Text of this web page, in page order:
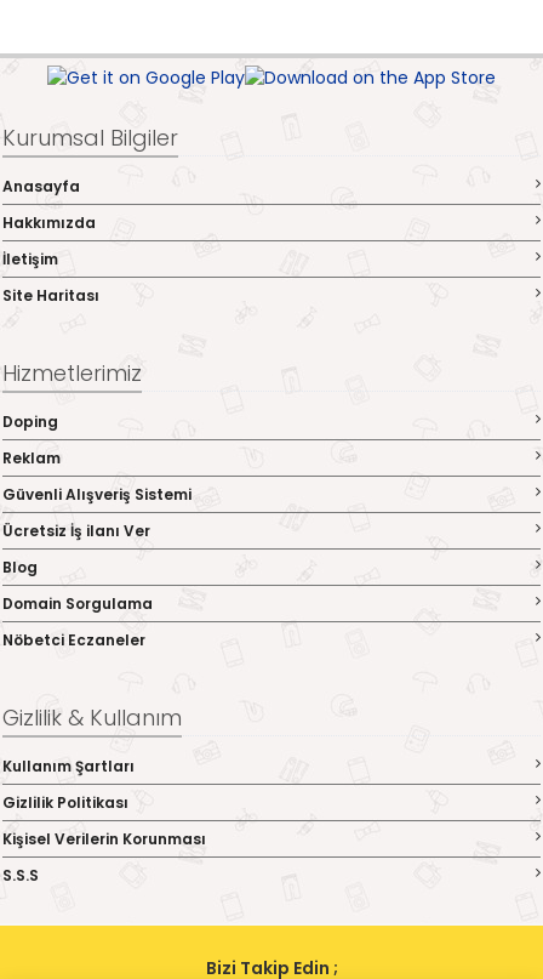
Kurumsal Bilgiler
Anasayfa
Hakkımızda
İletişim
Site Haritası
Hizmetlerimiz
Doping
Reklam
Güvenli Alışveriş Sistemi
Ücretsiz İş ilanı Ver
Blog
Domain Sorgulama
Nöbetci Eczaneler
Gizlilik & Kullanım
Kullanım Şartları
Gizlilik Politikası
Kişisel Verilerin Korunması
S.S.S
Bizi Takip Edin ;